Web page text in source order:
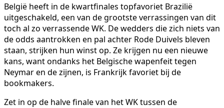
België heeft in de kwartfinales topfavoriet Brazilië
uitgeschakeld, een van de grootste verrassingen van dit
toch al zo verrassende WK. De wedders die zich niets van
de odds aantrokken en pal achter Rode Duivels bleven
staan, strijken hun winst op. Ze krijgen nu een nieuwe
kans, want ondanks het Belgische wapenfeit tegen
Neymar en de zijnen, is Frankrijk favoriet bij de
bookmakers.
Zet in op de halve finale van het WK tussen de